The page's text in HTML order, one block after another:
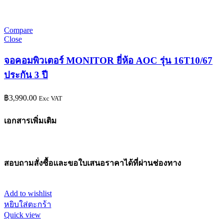
Compare
Close
จอคอมพิวเตอร์ MONITOR ยี่ห้อ AOC รุ่น 16T10/67
ประกัน 3 ปี
฿3,990.00 Exc VAT
เอกสารเพิ่มเติม
สอบถามสั่งซื้อและขอใบเสนอราคาได้ที่ผ่านช่องทาง
Add to wishlist
หยิบใส่ตะกร้า
Quick view